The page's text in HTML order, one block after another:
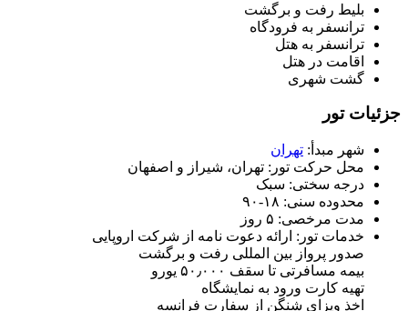
رفت و برگشت
به فرودگاه
به هتل
در هتل
شهری
تور
مبدأ:تهران
حرکت تور:تهران، شیراز و اصفهان
سختی: سبک
سنی:۱۸-۹۰
مرخصی:۵ روز
تور:ارائه دعوت نامه از شرکت اروپایی
پرواز بین المللی رفت و برگشت
مسافرتی تا سقف ۵۰٫۰۰۰ یورو
کارت ورود به نمایشگاه
ویزای شنگن از سفارت فرانسه